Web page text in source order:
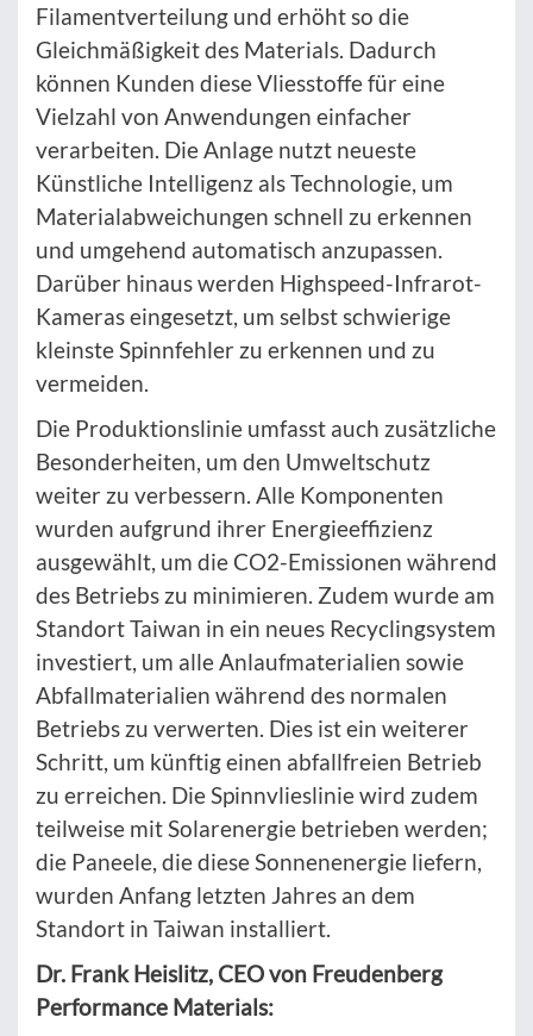
Filamentverteilung und erhöht so die
Gleichmäßigkeit des Materials. Dadurch
können Kunden diese Vliesstoffe für eine
Vielzahl von Anwendungen einfacher
verarbeiten. Die Anlage nutzt neueste
Künstliche Intelligenz als Technologie, um
Materialabweichungen schnell zu erkennen
und umgehend automatisch anzupassen.
Darüber hinaus werden Highspeed-Infrarot-
Kameras eingesetzt, um selbst schwierige
kleinste Spinnfehler zu erkennen und zu
vermeiden.
Die Produktionslinie umfasst auch zusätzliche
Besonderheiten, um den Umweltschutz
weiter zu verbessern. Alle Komponenten
wurden aufgrund ihrer Energieeffizienz
ausgewählt, um die CO2-Emissionen während
des Betriebs zu minimieren. Zudem wurde am
Standort Taiwan in ein neues Recyclingsystem
investiert, um alle Anlaufmaterialien sowie
Abfallmaterialien während des normalen
Betriebs zu verwerten. Dies ist ein weiterer
Schritt, um künftig einen abfallfreien Betrieb
zu erreichen. Die Spinnvlieslinie wird zudem
teilweise mit Solarenergie betrieben werden;
die Paneele, die diese Sonnenenergie liefern,
wurden Anfang letzten Jahres an dem
Standort in Taiwan installiert.
Dr. Frank Heislitz, CEO von Freudenberg
Performance Materials: